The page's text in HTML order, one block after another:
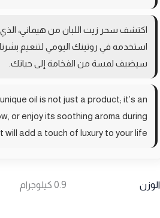
اكتشف سحر زيت اللبان من هيماني، الذي
استخدمه في روتينك اليومي لتنعيم
سيضيف لمسة من الفخامة إلى حياتك.
oil is not just a product; it’s an
or enjoy its soothing aroma during
add a touch of luxury to your life.
الوزن 0.9 كيلوجرام